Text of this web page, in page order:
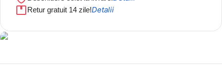
Retur gratuit 14 zile!Detalii
Cel mai mic preț!